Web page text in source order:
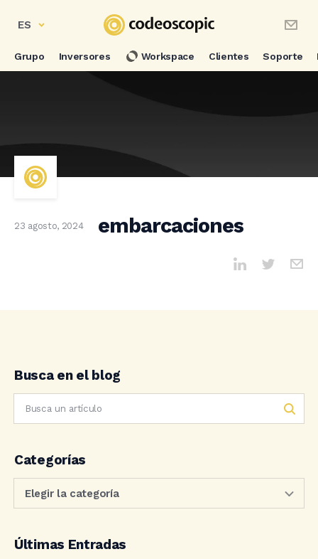
ES
Grupo Inversores Workspace Clientes Soporte
23 agosto, 2024 embarcaciones
Busca en el blog
Categorías
Últimas Entradas